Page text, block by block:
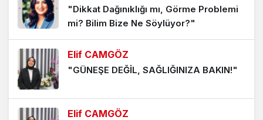
"Dikkat Dağınıklığı mı, Görme Problemi
mi? Bilim Bize Ne Söylüyor?"
Elif CAMGÖZ
"GÜNEŞE DEĞİL, SAĞLIĞINIZA BAKIN!"
Elif CAMGÖZ